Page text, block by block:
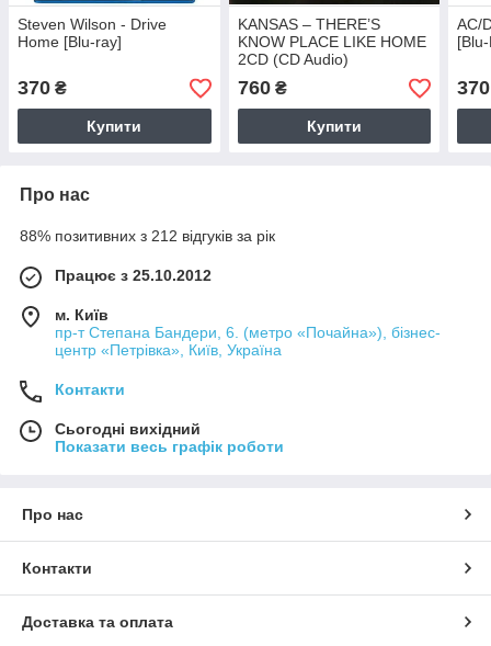
Steven Wilson - Drive
Home [Blu-ray]
370 ₴
Купити
KANSAS – THERE’S
KNOW PLACE LIKE HOME
2CD (CD Audio)
760₴
Купити
AC/
370
Про нас
88% позитивних з 212 відгуків за рік
Працює з 25.10.2012
м. Київ
пр-т Степана Бандери, 6. (метро «Почайна»), бізнес-
центр «Петрівка», Київ, Україна
Контакти
Сьогодні вихідний
Показати весь графік роботи
Про нас
Контакти
Доставка та оплата